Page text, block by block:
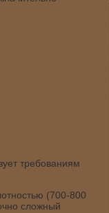
требованиям
(700-800
сложный